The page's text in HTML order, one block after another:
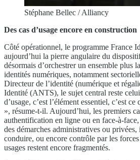
Stéphane Bellec / Alliancy
Des cas d’usage encore en construction
Côté opérationnel, le programme France
aujourd’hui la pierre angulaire du
désormais d’orchestrer un ensemble plus
identités numériques, notamment
Directeur de l’identité (numérique et
Identité (ANTS), le sujet central reste
d’usage, c’est l’élément essentiel, c’est
», résume-t-il. Aujourd’hui, les premiers
authentification en ligne ou en face-à-
des démarches administratives ou
conduire, ou encore contrôle par les
usages restent encore fragmentés.